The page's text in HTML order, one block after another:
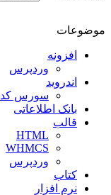
موضوعات
افزونه
وردپرس
اندروید
سورس کد
بانک اطلاعاتی
قالب
HTML
WHMCS
وردپرس
کتاب
نرم افزار